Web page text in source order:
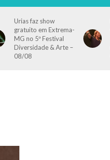
Urias faz show
gratuito em Extrema-
MG no 5º Festival
Diversidade & Arte –
08/08